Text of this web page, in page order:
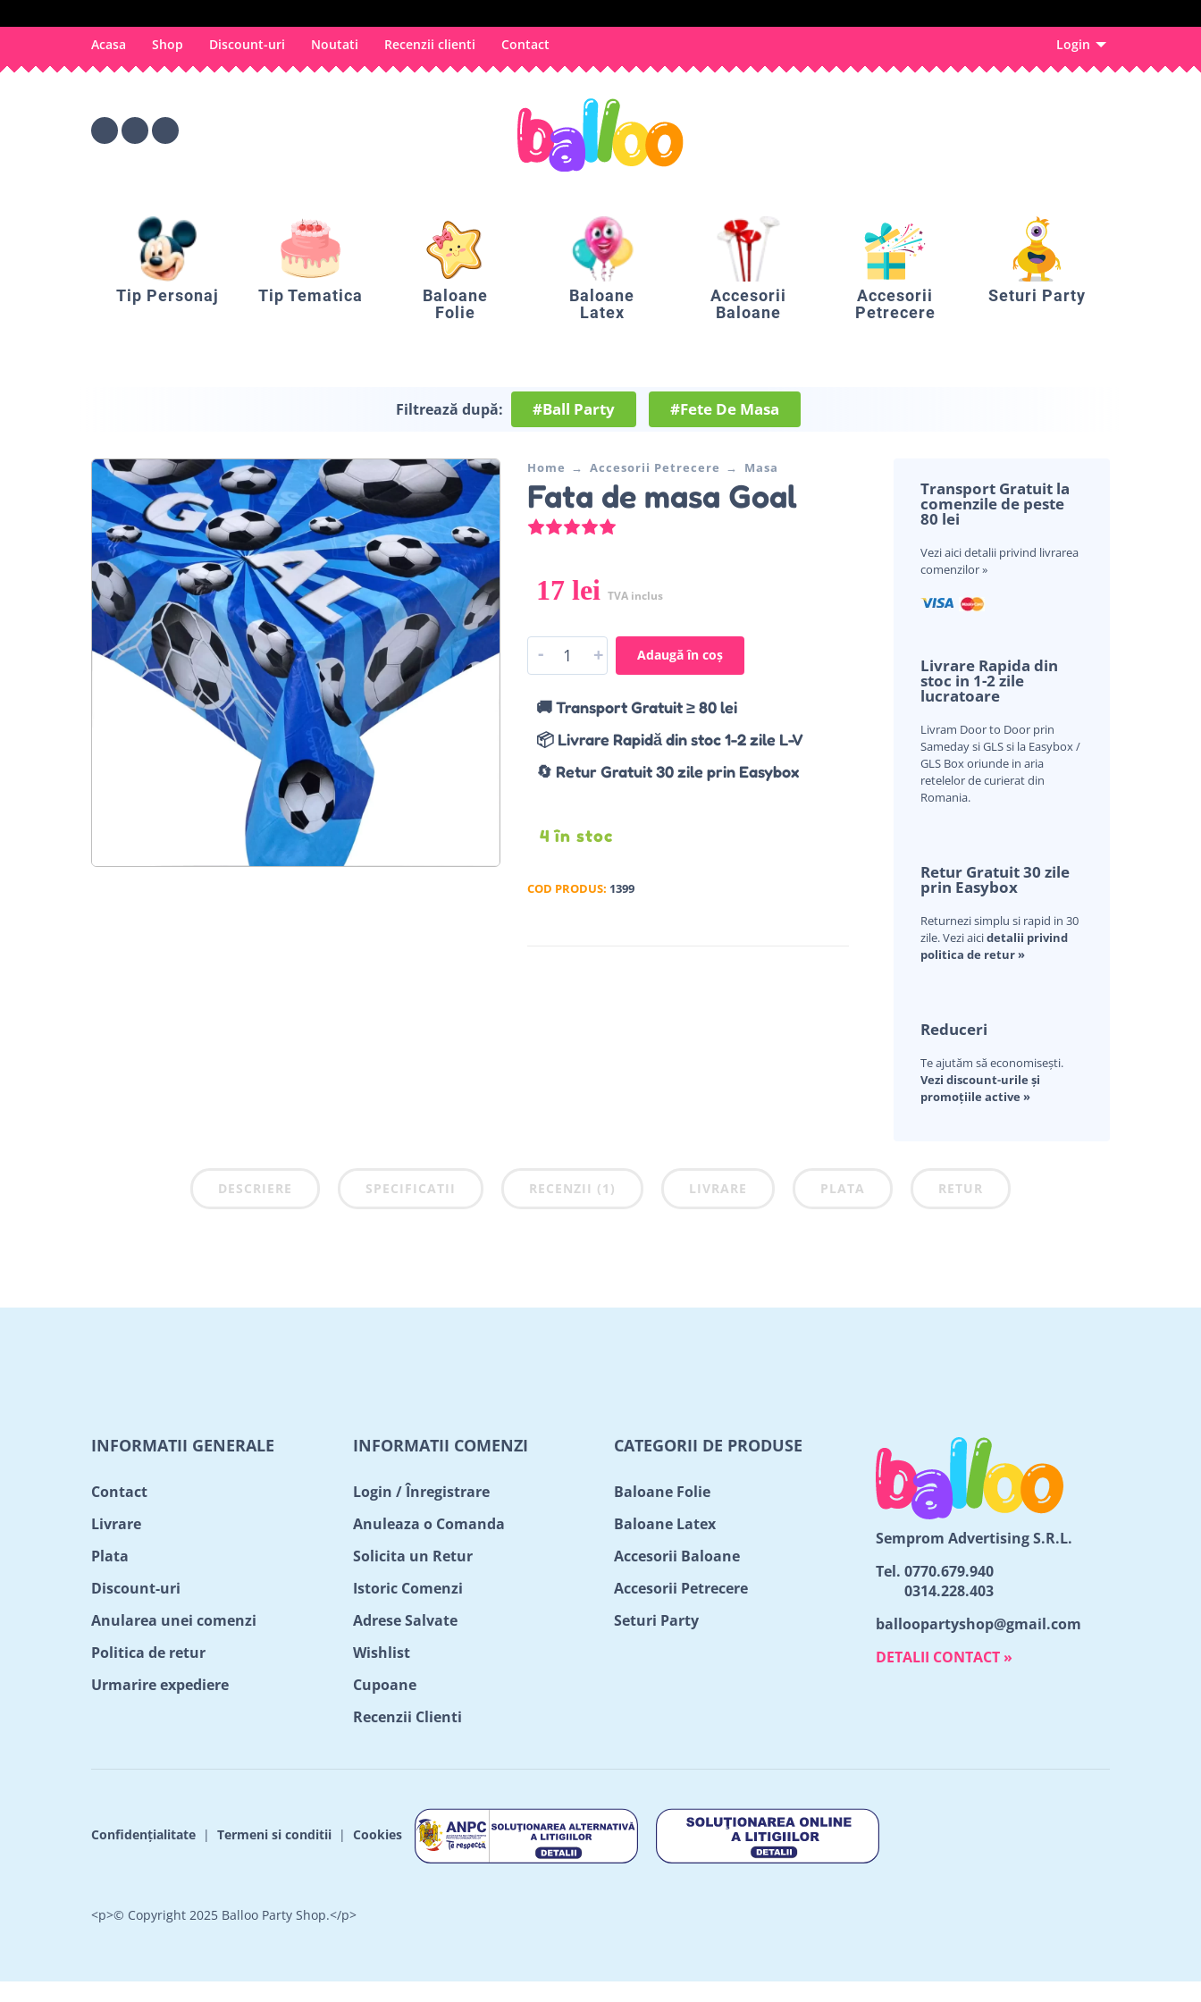
Acasa Shop Discount-uri Noutati Recenzii clienti Contact Login
Tip Personaj Tip Tematica
Baloane
Folie
Baloane
Latex
Accesorii
Baloane
Accesorii
Petrecere
Seturi Party
Filtrează după: #Ball Party #Fete De Masa
Home Accesorii Petrecere Masa
Fata de masa Goal
Evaluat la din 5 pe baza unei evaluări a clientului
17 lei TVA inclus
- + Adaugă în coș
🚚 Transport Gratuit ≥ 80 lei
📦 Livrare Rapidă din stoc 1-2 zile L-V
🔄 Retur Gratuit 30 zile prin Easybox
4 în stoc
COD PRODUS: 1399
Transport Gratuit la
comenzile de peste
80 lei
Vezi aicidetalii privind livrarea
comenzilor »
Livrare Rapida din
stoc in 1-2 zile
lucratoare
Livram Door to Door prin
Sameday si GLS si la Easybox /
GLS Box oriunde in aria
retelelor de curierat din
Romania.
Retur Gratuit 30 zile
prin Easybox
Returnezi simplu si rapid in 30
zile. Vezi aicidetalii privind
politica de retur »
Reduceri
Te ajutăm să economisești.
Vezi discount-urile și
promoțiile active »
DESCRIERE SPECIFICATII RECENZII (1) LIVRARE PLATA RETUR
INFORMATII GENERALE
Contact
Livrare
Plata
Discount-uri
Anularea unei comenzi
Politica de retur
Urmarire expediere
INFORMATII COMENZI
Login / Înregistrare
Anuleaza o Comanda
Solicita un Retur
Istoric Comenzi
Adrese Salvate
Wishlist
Cupoane
Recenzii Clienti
CATEGORII DE PRODUSE
Baloane Folie
Baloane Latex
Accesorii Baloane
Accesorii Petrecere
Seturi Party
Semprom Advertising S.R.L.
Tel. 0770.679.940
0314.228.403
balloopartyshop@gmail.com
DETALII CONTACT »
Confidențialitate | Termeni si conditii | Cookies
<p>© Copyright 2025 Balloo Party Shop.</p>